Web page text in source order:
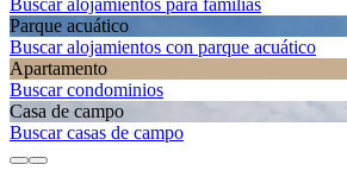
Parque acuático
Buscar alojamientos con parque acuático
Apartamento
Buscar condominios
Casa de campo
Buscar casas de campo